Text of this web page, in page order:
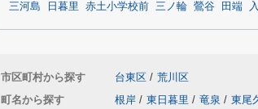
三河島 日暮里 赤土小学校前 三ノ輪 鶯谷 田端
市区町村から探す 台東区 / 荒川区
町名から探す
根岸 / 東日暮里 / 竜泉 / 東尾